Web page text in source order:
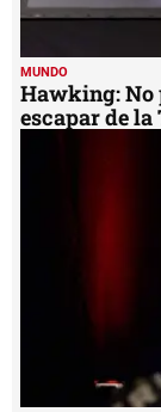
MUNDO
Hawking: No
escapar de la